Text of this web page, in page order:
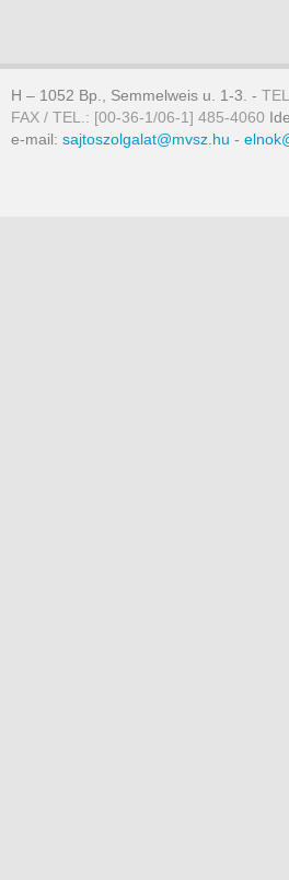
H – 1052 Bp., Semmelweis u. 1-3. -
FAX / TEL.: [00-36-1/06-1] 485-4060
e-mail: sajtoszolgalat@mvsz.hu -